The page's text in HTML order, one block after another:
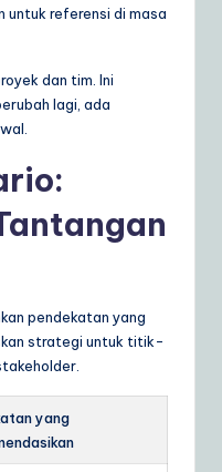
untuk referensi di masa
dan tim. Ini
lagi, ada
pendekatan yang
strategi untuk titik-
yang